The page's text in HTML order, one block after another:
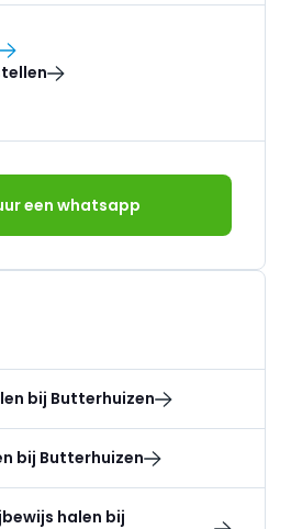
een whatsapp
bij Butterhuizen
bij Butterhuizen
halen bij